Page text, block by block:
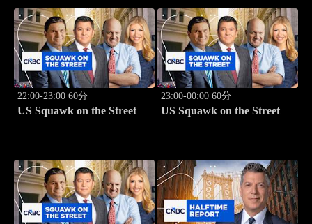
22:00-23:00 60分
US Squawk on the Street
23:00-00:00 60分
US Squawk on the Street